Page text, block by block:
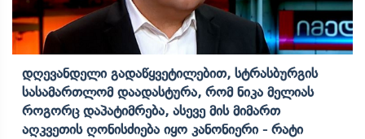
Დღევანდელი Გადაწყვეტილებით, Სტრასბურგის
Სასამართლომ Დაადასტურა, Რომ Ნიკა Მელიას
Როგორც Დაპატიმრება, Ასევე Მის Მიმართ
Აღკვეთის Ღონისძიება Იყო Კანონიერი - Რატი